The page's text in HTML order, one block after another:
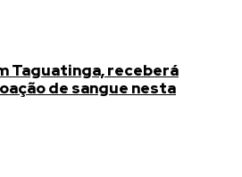
Taguatinga, receberá
de sangue nesta